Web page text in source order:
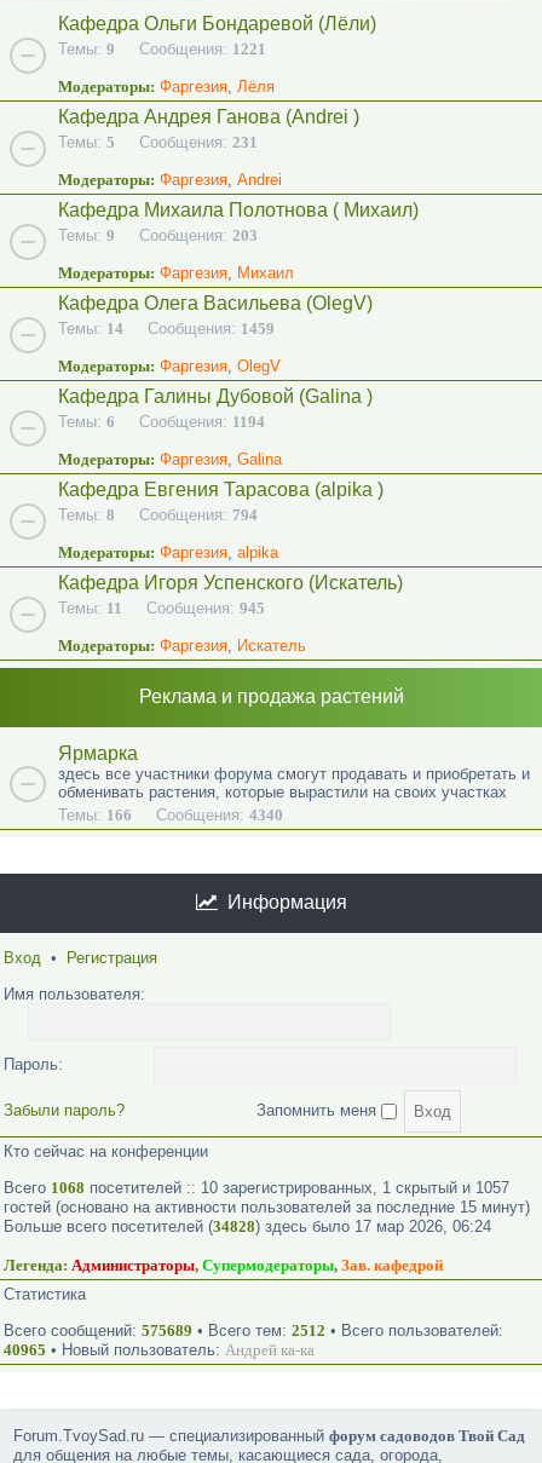
Кафедра Ольги Бондаревой (Лёли)
Темы: 9 Сообщения: 1221
Модераторы: Фаргезия, Лёля
Кафедра Андрея Ганова (Andrei )
Темы: 5 Сообщения: 231
Модераторы: Фаргезия, Andrei
Кафедра Михаила Полотнова ( Михаил)
Темы: 9 Сообщения: 203
Модераторы: Фаргезия, Михаил
Кафедра Олега Васильева (OlegV)
Темы: 14 Сообщения: 1459
Модераторы: Фаргезия, OlegV
Кафедра Галины Дубовой (Galina )
Темы: 6 Сообщения: 1194
Модераторы: Фаргезия, Galina
Кафедра Евгения Тарасова (alpika )
Темы: 8 Сообщения: 794
Модераторы: Фаргезия, alpika
Кафедра Игоря Успенского (Искатель)
Темы: 11 Сообщения: 945
Модераторы: Фаргезия, Искатель
Реклама и продажа растений
Ярмарка
здесь все участники форума смогут продавать и приобретать и
обменивать растения, которые вырастили на своих участках
Темы: 166 Сообщения: 4340
Информация
Вход •
Регистрация
Имя пользователя:
Пароль:
Забыли пароль? Запомнить меня
Кто сейчас на конференции
Всего 1068 посетителей :: 10 зарегистрированных, 1 скрытый и 1057
гостей (основано на активности пользователей за последние 15 минут)
Больше всего посетителей (34828) здесь было 17 мар 2026, 06:24
Легенда: Администраторы, Супермодераторы, Зав. кафедрой
Статистика
Всего сообщений: 575689 • Всего тем: 2512 • Всего пользователей:
40965 • Новый пользователь: Андрей ка-ка
Forum.TvoySad.ru — специализированныйфорум садоводов Твой Сад
для общения на любые темы, касающиеся сада, огорода,